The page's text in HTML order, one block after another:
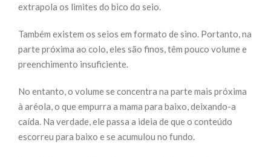
extrapola os limites do bico do seio.
Também existem os seios em formato de sino. Portanto, na
parte próxima ao colo, eles são finos, têm pouco volume e
preenchimento insuficiente.
No entanto, o volume se concentra na parte mais próxima
à aréola, o que empurra a mama para baixo, deixando-a
caída. Na verdade, ele passa a ideia de que o conteúdo
escorreu para baixo e se acumulou no fundo.